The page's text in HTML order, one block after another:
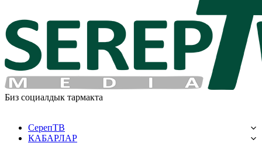
Биз социалдык тармакта
СерепТВ
КАБАРЛАР